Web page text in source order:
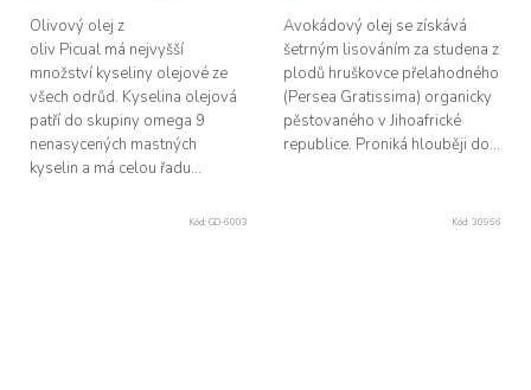
Olivový olej z
oliv Picual má nejvyšší
množství kyseliny olejové ze
všech odrůd. Kyselina olejová
patří do skupiny omega 9
nenasycených mastných
kyselin a má celou řadu...
Avokádový olej se získává
šetrným lisováním za studena z
plodů hruškovce přelahodného
(Persea Gratissima) organicky
pěstovaného v Jihoafrické
republice. Proniká hlouběji do...
Kód: GD-6003 Kód: 30966